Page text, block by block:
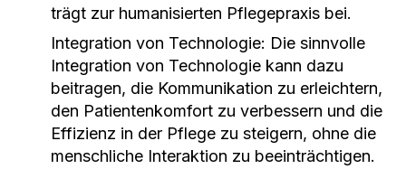
trägt zur humanisierten Pflegepraxis bei.
Integration von Technologie: Die sinnvolle
Integration von Technologie kann dazu
beitragen, die Kommunikation zu erleichtern,
den Patientenkomfort zu verbessern und die
Effizienz in der Pflege zu steigern, ohne die
menschliche Interaktion zu beeinträchtigen.